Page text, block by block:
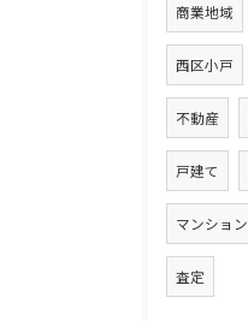
商業地域
西区小戸
不動産
戸建て
マンション
査定